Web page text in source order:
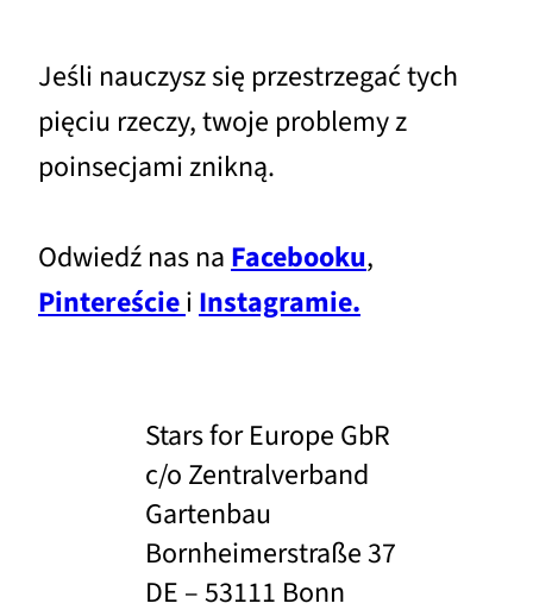
Jeśli nauczysz się przestrzegać tych
pięciu rzeczy, twoje problemy z
poinsecjami znikną.
Odwiedź nas na Facebooku,
Pintereściei Instagramie.
Stars for Europe GbR
c/o Zentralverband
Gartenbau
Bornheimerstraße 37
DE – 53111 Bonn